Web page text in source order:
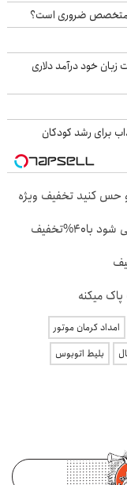
متخصص ضروری است؟
زبان خود درآمد دلاری
برای رشد کودکان
حس کنید تخفیف ویژه
میکنه
امداد کرمان موتور
بلیط اتوبوس